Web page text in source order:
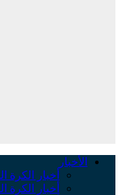
أخبار الكرة السعودية
أخبار الكرة المصرية